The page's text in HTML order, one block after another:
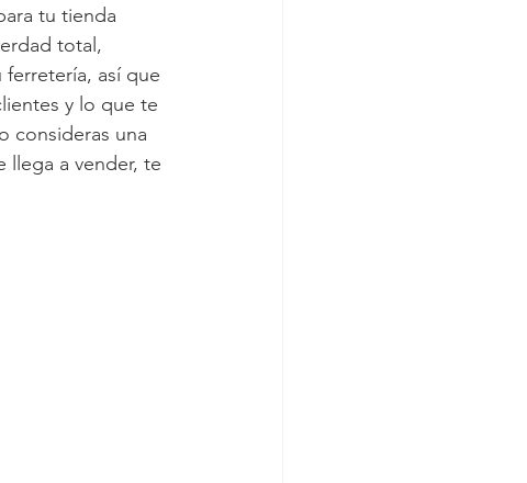
tu tienda
total,
así que
y lo que te
consideras una
llega a vender, te